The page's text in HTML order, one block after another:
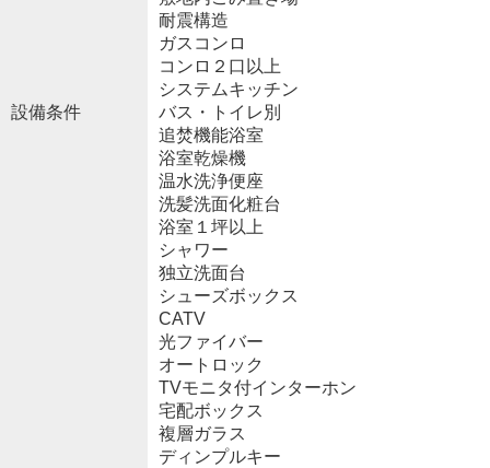
設備条件
耐震構造
ガスコンロ
コンロ２口以上
システムキッチン
バス・トイレ別
追焚機能浴室
浴室乾燥機
温水洗浄便座
洗髪洗面化粧台
浴室１坪以上
シャワー
独立洗面台
シューズボックス
CATV
光ファイバー
オートロック
TVモニタ付インターホン
宅配ボックス
複層ガラス
ディンプルキー